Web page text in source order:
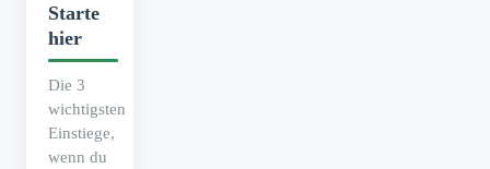
Starte
hier
Die 3
wichtigsten
Einstiege,
wenn du